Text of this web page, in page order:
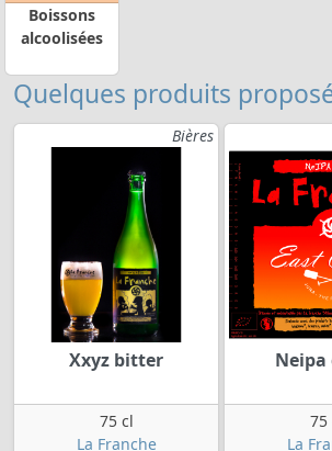
Boissons
alcoolisées
Quelques produits
Bières
Xxyz bitter
75 cl
La Franche
Neipa
75
La